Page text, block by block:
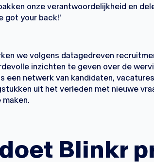
onze verantwoordelijkheid en
got your back!'
we volgens datagedreven
inzichten te geven over de
een netwerk van kandidaten,
uit het verleden met nieuwe
Blinkr